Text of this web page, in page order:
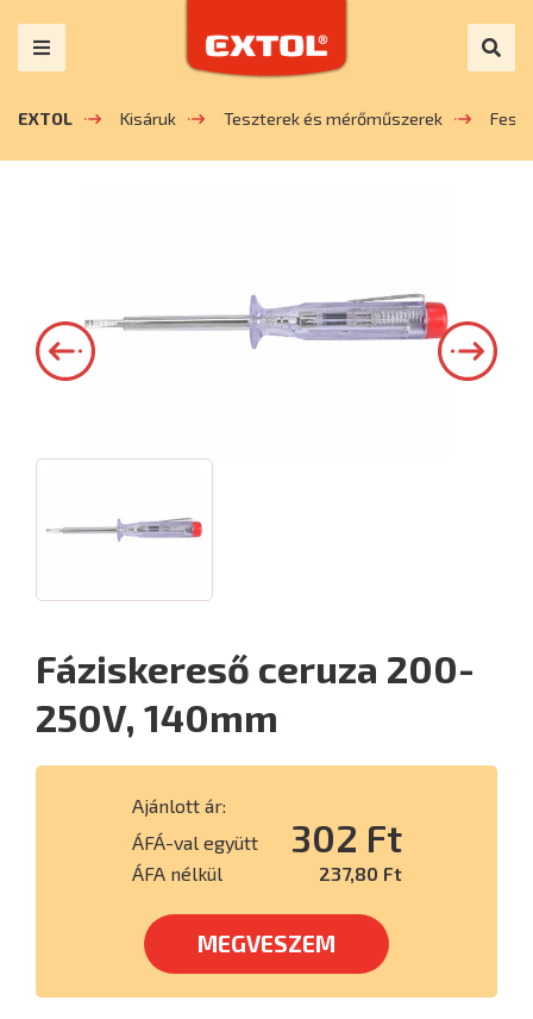
EXTOL Kisáruk Teszterek és mérőműszerek
Fáziskereső ceruza 200-
250V, 140mm
Ajánlott ár:
ÁFÁ-val együtt
302 Ft
ÁFA nélkül 237,80 Ft
MEGVESZEM